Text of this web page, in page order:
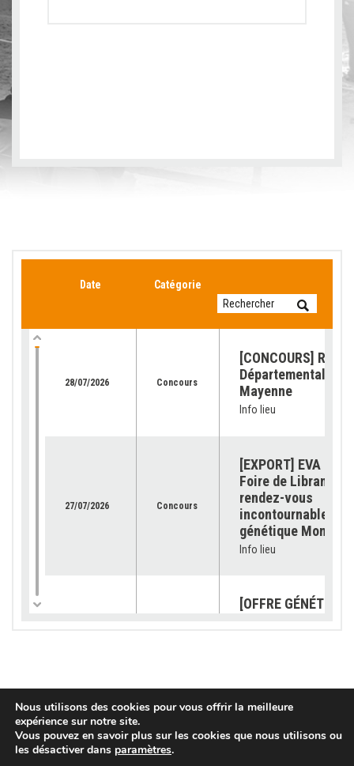
Date Catégorie
28/07/2026 Concours
[CONCOURS]
Départemental de
Mayenne
Info lieu
27/07/2026 Concours
[EXPORT] EVA
Foire de Libramont
rendez-vous
incontournable
génétique
Info lieu
[OFFRE
03/07/2026 Services
[SUBVENTION] Les
pour les « petits
Nous utilisons des cookies pour vous offrir la meilleure
expérience sur notre site.
Vous pouvez en savoir plus sur les cookies que nous utilisons ou
les désactiver dans paramètres.